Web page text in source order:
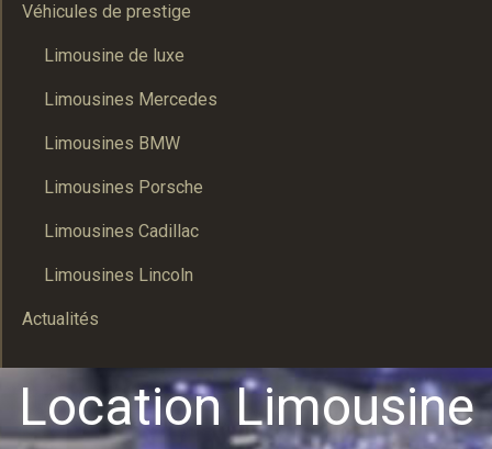
Véhicules de prestige
Limousine de luxe
Limousines Mercedes
Limousines BMW
Limousines Porsche
Limousines Cadillac
Limousines Lincoln
Actualités
Location Limousine